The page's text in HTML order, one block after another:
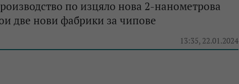
по изцяло нова 2-нанометрова
две нови фабрики за чипове
13:35, 22.01.2024